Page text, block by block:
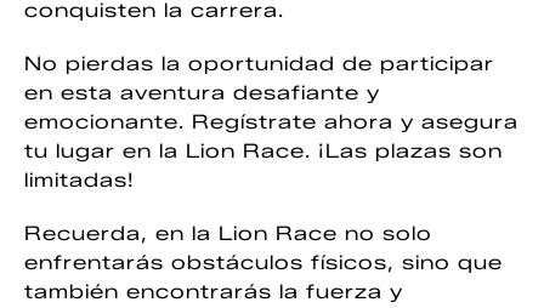
conquisten la carrera.
No pierdas la oportunidad de participar
en esta aventura desafiante y
emocionante. Regístrate ahora y asegura
tu lugar en la Lion Race. ¡Las plazas son
limitadas!
Recuerda, en la Lion Race no solo
enfrentarás obstáculos físicos, sino que
también encontrarás la fuerza y